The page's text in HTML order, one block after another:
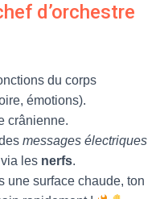
O
d’orchestre
du corps
émotions).
crânienne.
messages électriques
les nerfs.
une surface chaude, ton